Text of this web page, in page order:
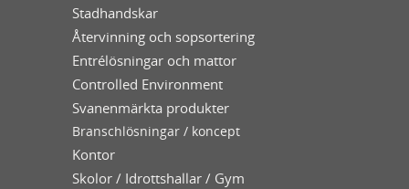
Stadhandskar
Återvinning och sopsortering
Entrélösningar och mattor
Controlled Environment
Svanenmärkta produkter
Branschlösningar / koncept
Kontor
Skolor / Idrottshallar / Gym